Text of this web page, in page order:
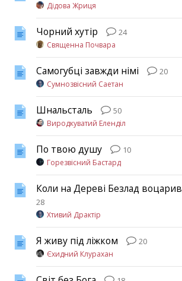
Дідова Жриця
Чорний хутір
24
Священна Почвара
Самогубці завжди німі
20
Сумнозвісний Саетан
Шнальсталь
50
Виродкуватий Еленділ
По твою душу
10
Горезвісний Бастард
Коли на Дереві Безлад воцарив
28
Хтивий Драктір
Я живу під ліжком
20
Єхидний Клурахан